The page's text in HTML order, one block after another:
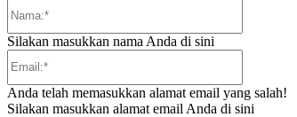
Silakan masukkan nama Anda di sini
Anda telah memasukkan alamat email yang salah!
Silakan masukkan alamat email Anda di sini